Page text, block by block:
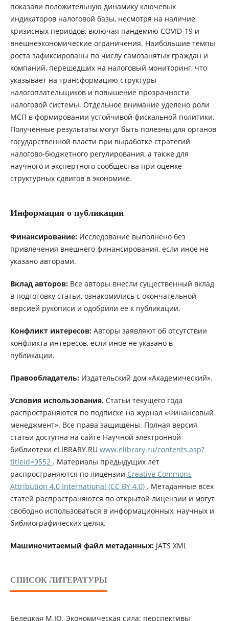
показали положительную динамику ключевых
индикаторов налоговой базы, несмотря на наличие
кризисных периодов, включая пандемию COVID-19 и
внешнеэкономические ограничения. Наибольшие темпы
роста зафиксированы по числу самозанятых граждан и
компаний, перешедших на налоговый мониторинг, что
указывает на трансформацию структуры
налогоплательщиков и повышение прозрачности
налоговой системы. Отдельное внимание уделено роли
МСП в формировании устойчивой фискальной политики.
Полученные результаты могут быть полезны для органов
государственной власти при выработке стратегий
налогово-бюджетного регулирования, а также для
научного и экспертного сообщества при оценке
структурных сдвигов в экономике.
Информация о публикации
Финансирование:Исследование выполнено без
привлечения внешнего финансирования, если иное не
указано авторами.
Вклад авторов:Все авторы внесли существенный вклад
в подготовку статьи, ознакомились с окончательной
версией рукописи и одобрили ее к публикации.
Конфликт интересов:Авторы заявляют об отсутствии
конфликта интересов, если иное не указано в
публикации.
Правообладатель:Издательский дом «Академический».
Условия использования.Статьи текущего года
распространяются по подписке на журнал «Финансовый
менеджмент». Все права защищены. Полная версия
статьи доступна на сайте Научной электронной
библиотеки eLIBRARY.RU www.elibrary.ru/contents.asp?
titleid=9552 . Материалы предыдущих лет
распространяются по лицензии Creative Commons
Attribution 4.0 International (CC BY 4.0) . Метаданные всех
статей распространяются по открытой лицензии и могут
свободно использоваться в информационных, научных и
библиографических целях.
Машиночитаемый файл метаданных:JATS XML
СПИСОК ЛИТЕРАТУРЫ
Белецкая М.Ю. Экономическая сила: перспективы